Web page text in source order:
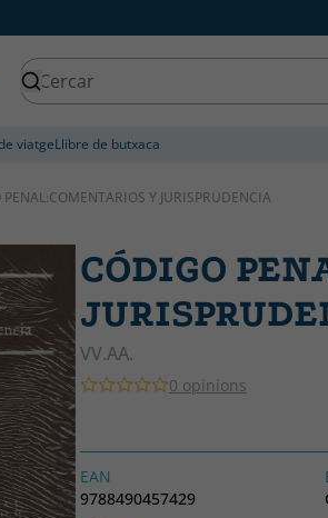
viatgeLlibre de butxaca
Y JURISPRUDENCIA
CÓDIGO
VV.AA.
0 opinions
EAN
9788490457429